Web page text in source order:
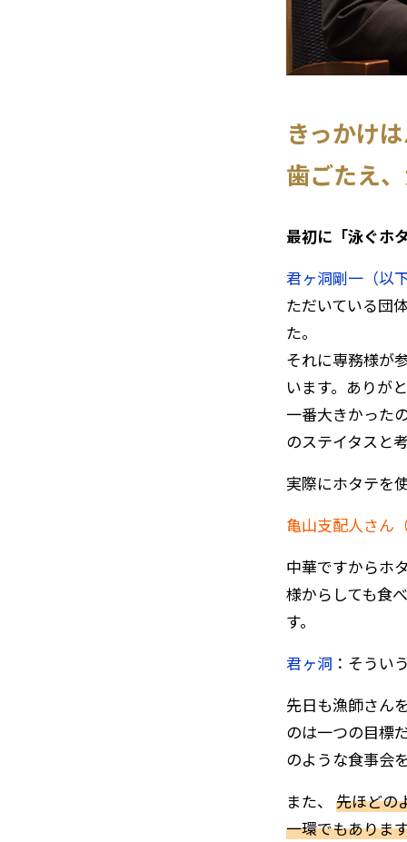
きっかけ
歯ごたえ
――最初に「泳ぐ
君ヶ洞剛一（以
ただいている団
た。
それに専務様が
います。ありが
一番大きかった
のステイタスと
実際にホタテを
亀山支配人さん
中華ですからホ
様からしても食
す。
君ヶ洞 ：そうい
先日も漁師さん
のは一つの目標
のような食事会
また、 先ほどの
一環でもありま